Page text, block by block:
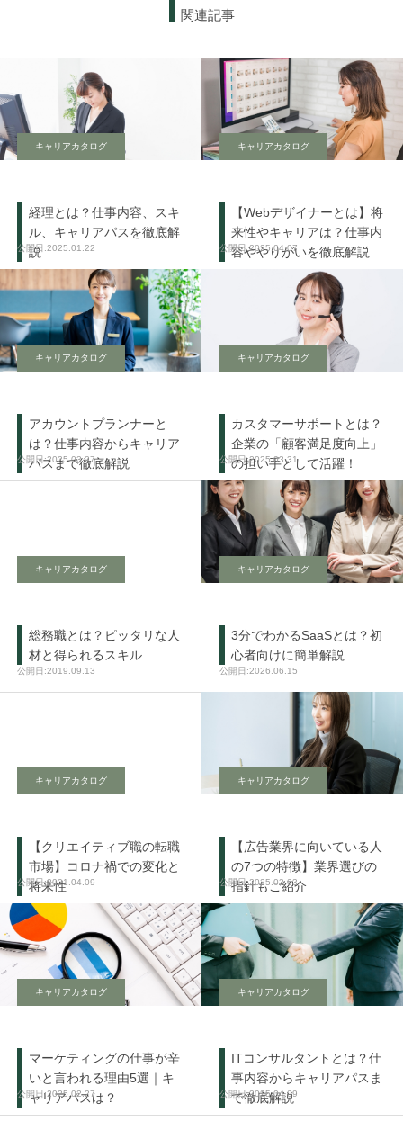
関連記事
キャリアカタログ
経理とは？仕事内容、スキ
ル、キャリアパスを徹底解
説 2025.01.22
キャリアカタログ
【Webデザイナーとは】将
来性やキャリアは？仕事内
容ややりがいを徹底解説
2025.04.07
キャリアカタログ
アカウントプランナーと
は？仕事内容からキャリア
パスまで徹底解説
2025.03.27
キャリアカタログ
カスタマーサポートとは？
企業の「顧客満足度向上」
の担い手として活躍！
2025.03.31
キャリアカタログ
総務職とは？ピッタリな人
材と得られるスキル
2019.09.13
キャリアカタログ
3分でわかるSaaSとは？初
心者向けに簡単解説
2026.06.15
キャリアカタログ
【クリエイティブ職の転職
市場】コロナ禍での変化と
将来性2021.04.09
キャリアカタログ
【広告業界に向いている人
の7つの特徴】業界選びの
指針もご紹介
2025.03.03
キャリアカタログ
マーケティングの仕事が辛
いと言われる理由5選｜キ
ャリアパスは？
2025.02.27
キャリアカタログ
ITコンサルタントとは？仕
事内容からキャリアパスま
で徹底解説
2025.04.09